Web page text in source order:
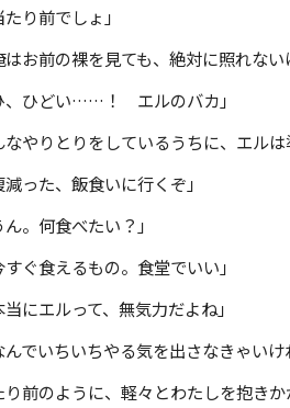
たり前でしょ」
はお前の裸を見ても、絶対に照れない
、ひどい……！ エルのバカ」
なやりとりをしているうちに、エル
減った、飯食いに行くぞ」
ん。何食べたい？」
すぐ食えるもの。食堂でいい」
当にエルって、無気力だよね」
んでいちいちやる気を出さなきゃいけ
り前のように、軽々とわたしを抱き